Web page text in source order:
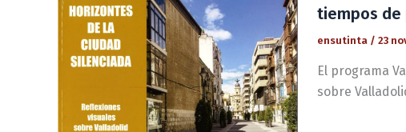
tiempos de
ensutinta / 23
El programa
sobre